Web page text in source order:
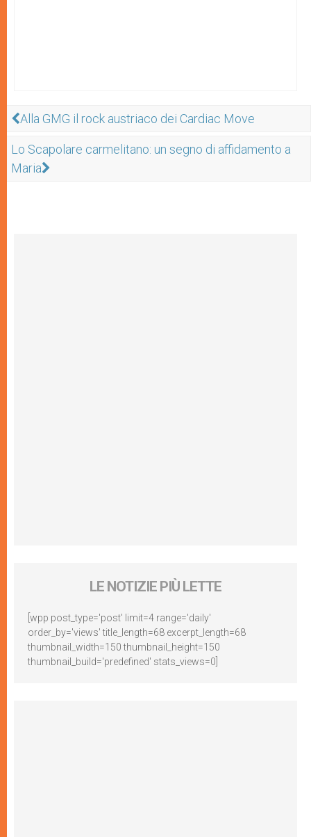
Alla GMG il rock austriaco dei Cardiac Move
Lo Scapolare carmelitano: un segno di affidamento a
Maria
LE NOTIZIE PIÙ LETTE
[wpp post_type='post' limit=4 range='daily'
order_by='views' title_length=68 excerpt_length=68
thumbnail_width=150 thumbnail_height=150
thumbnail_build='predefined' stats_views=0]